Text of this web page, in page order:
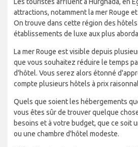
attractions, notamment la mer Rouge
On trouve dans cette région des
établissements de luxe aux plus
La mer Rouge est visible depuis
que vous souhaitez réduire le temps
d'hôtel. Vous serez alors étonné
compte plusieurs hôtels à prix
Quels que soient les hébergements
vous êtes sûr de trouver quelque
besoins et à votre budget, que ce soit
ou une chambre d'hôtel modeste.